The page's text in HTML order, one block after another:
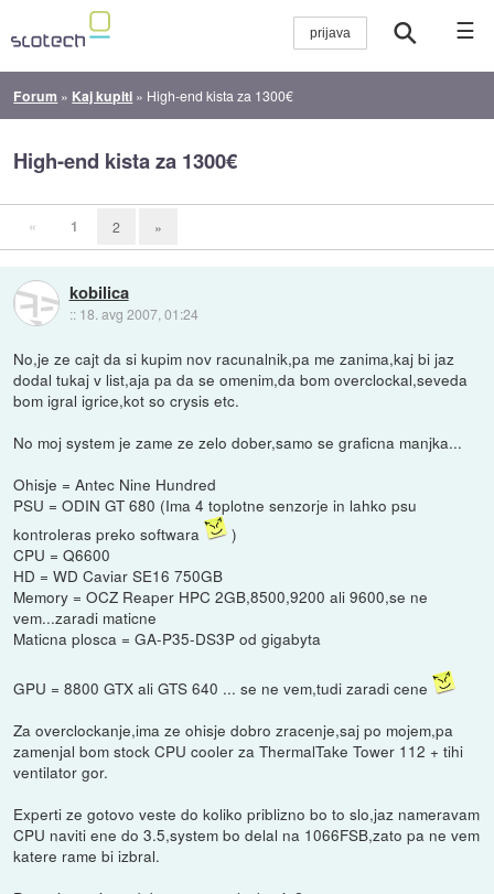
☰
Forum » Kaj kupiti » High-end kista za 1300€
High-end kista za 1300€
« 1 2 »
kobilica
:: 18. avg 2007, 01:24
No,je ze cajt da si kupim nov racunalnik,pa me zanima,kaj bi jaz
dodal tukaj v list,aja pa da se omenim,da bom overclockal,seveda
bom igral igrice,kot so crysis etc.
No moj system je zame ze zelo dober,samo se graficna manjka...
Ohisje = Antec Nine Hundred
PSU = ODIN GT 680 (Ima 4 toplotne senzorje in lahko psu
kontroleras preko softwara
)
CPU = Q6600
HD = WD Caviar SE16 750GB
Memory = OCZ Reaper HPC 2GB,8500,9200 ali 9600,se ne
vem...zaradi maticne
Maticna plosca = GA-P35-DS3P od gigabyta
GPU = 8800 GTX ali GTS 640 ... se ne vem,tudi zaradi cene
Za overclockanje,ima ze ohisje dobro zracenje,saj po mojem,pa
zamenjal bom stock CPU cooler za ThermalTake Tower 112 + tihi
ventilator gor.
Experti ze gotovo veste do koliko priblizno bo to slo,jaz nameravam
CPU naviti ene do 3.5,system bo delal na 1066FSB,zato pa ne vem
katere rame bi izbral.